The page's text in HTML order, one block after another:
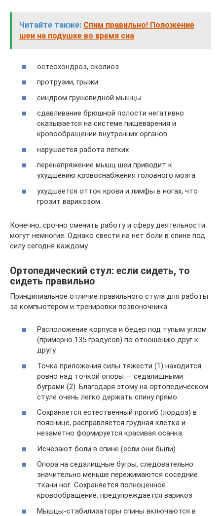
Читайте также: Спим правильно! Положение
шеи на подушке во время сна
остеохондроз, сколиоз
протрузии, грыжи
синдром грушевидной мышцы
сдавливание брюшной полости негативно
сказывается на системе пищеварения и
кровообращении внутренних органов
нарушается работа легких
перенапряжение мышц шеи приводит к
ухудшению кровоснабжения головного мозга
ухудшается отток крови и лимфы в ногах, что
грозит варикозом.
Конечно, срочно сменить работу и сферу деятельности
могут немногие. Однако свести на нет боли в спине под
силу сегодня каждому.
Ортопедический стул: если сидеть, то
сидеть правильно
Принципиальное отличие правильного стула для работы
за компьютером и тренировки позвоночника:
Расположение корпуса и бедер под тупым углом
(примерно 135 градусов) по отношению друг к
другу.
Точка приложения силы тяжести (1) находится
ровно над точкой опоры — седалищными
буграми (2). Благодаря этому на ортопедическом
стуле очень легко держать спину прямо.
Сохраняется естественный прогиб (лордоз) в
пояснице, расправляется грудная клетка и
незаметно формируется красивая осанка.
Исчезают боли в спине (если они были).
Опора на седалищные бугры, следовательно
значительно меньше пережимаются соседние
ткани ног. Сохраняется полноценное
кровообращение, предупреждается варикоз
Мышцы-стабилизаторы спины включаются в